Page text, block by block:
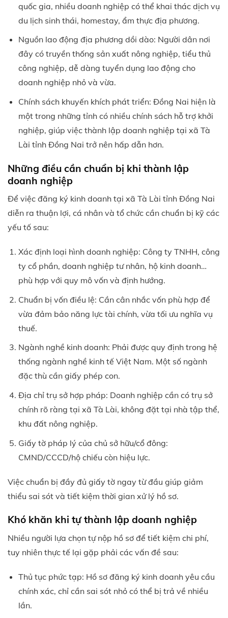
quốc gia, nhiều doanh nghiệp có thể khai thác dịch vụ
du lịch sinh thái, homestay, ẩm thực địa phương.
Nguồn lao động địa phương dồi dào: Người dân nơi
đây có truyền thống sản xuất nông nghiệp, tiểu thủ
công nghiệp, dễ dàng tuyển dụng lao động cho
doanh nghiệp nhỏ và vừa.
Chính sách khuyến khích phát triển: Đồng Nai hiện là
một trong những tỉnh có nhiều chính sách hỗ trợ khởi
nghiệp, giúp việc thành lập doanh nghiệp tại xã Tà
Lài tỉnh Đồng Nai trở nên hấp dẫn hơn.
Những điều cần chuẩn bị khi thành lập
doanh nghiệp
Để việc đăng ký kinh doanh tại xã Tà Lài tỉnh Đồng Nai
diễn ra thuận lợi, cá nhân và tổ chức cần chuẩn bị kỹ các
yếu tố sau:
Xác định loại hình doanh nghiệp: Công ty TNHH, công
ty cổ phần, doanh nghiệp tư nhân, hộ kinh doanh…
phù hợp với quy mô vốn và định hướng.
Chuẩn bị vốn điều lệ: Cần cân nhắc vốn phù hợp để
vừa đảm bảo năng lực tài chính, vừa tối ưu nghĩa vụ
thuế.
Ngành nghề kinh doanh: Phải được quy định trong hệ
thống ngành nghề kinh tế Việt Nam. Một số ngành
đặc thù cần giấy phép con.
Địa chỉ trụ sở hợp pháp: Doanh nghiệp cần có trụ sở
chính rõ ràng tại xã Tà Lài, không đặt tại nhà tập thể,
khu đất nông nghiệp.
Giấy tờ pháp lý của chủ sở hữu/cổ đông:
CMND/CCCD/hộ chiếu còn hiệu lực.
Việc chuẩn bị đầy đủ giấy tờ ngay từ đầu giúp giảm
thiểu sai sót và tiết kiệm thời gian xử lý hồ sơ.
Khó khăn khi tự thành lập doanh nghiệp
Nhiều người lựa chọn tự nộp hồ sơ để tiết kiệm chi phí,
tuy nhiên thực tế lại gặp phải các vấn đề sau:
Thủ tục phức tạp: Hồ sơ đăng ký kinh doanh yêu cầu
chính xác, chỉ cần sai sót nhỏ có thể bị trả về nhiều
lần.